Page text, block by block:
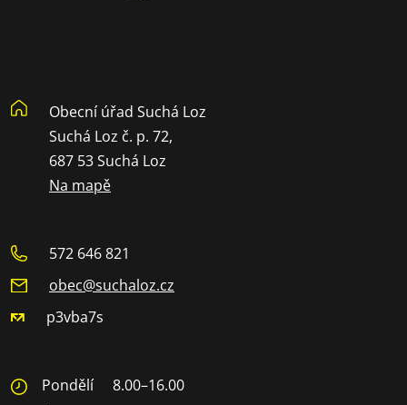
Obecní úřad Suchá Loz
Suchá Loz č. p. 72,
687 53 Suchá Loz
Na mapě
572 646 821
obec@suchaloz.cz
p3vba7s
Pondělí
8.00–16.00